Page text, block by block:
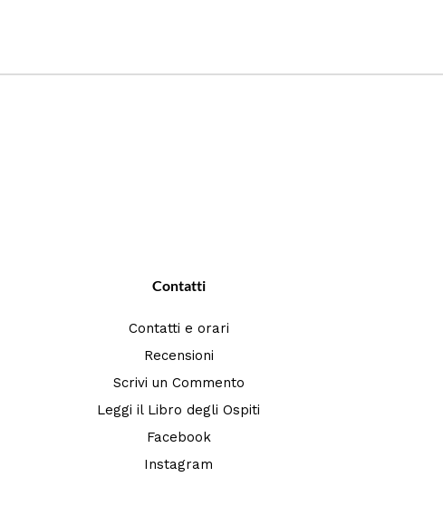
Contatti
Contatti e orari
Recensioni
Scrivi un Commento
Leggi il Libro degli Ospiti
Facebook
Instagram